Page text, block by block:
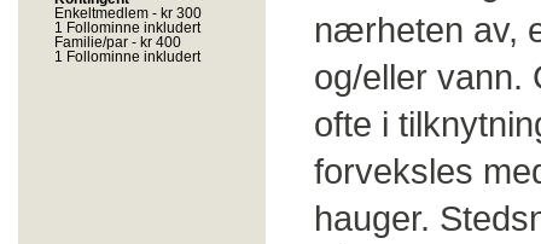
Enkeltmedlem - kr 300
1 Follominne inkludert
Familie/par - kr 400
1 Follominne inkludert
nærheten av,
og/eller vann.
ofte i
forveksles
hauger.